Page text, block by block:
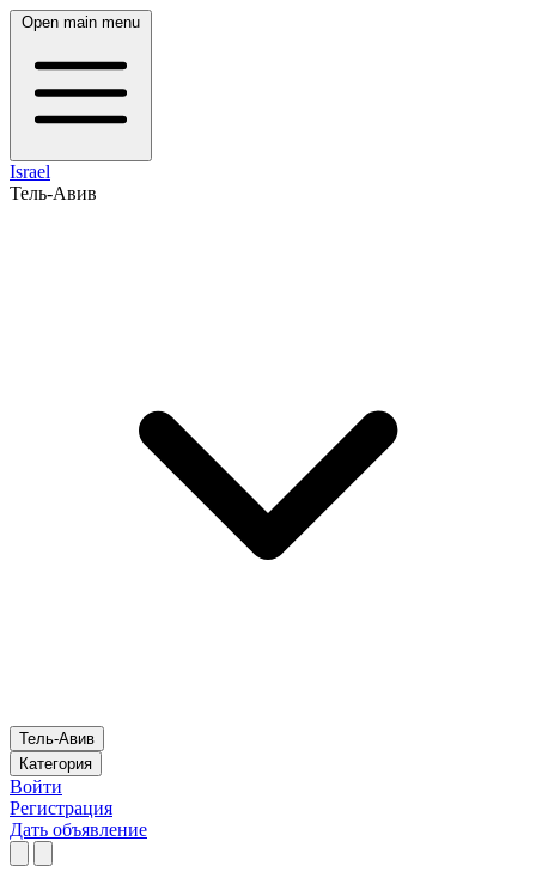
Open main menu
Israel
Тель-Авив
Тель-Авив
Категория
Войти
Регистрация
Дать объявление